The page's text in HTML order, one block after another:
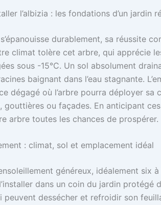
l’albizia : les fondations d’un jardin
durablement, sa réussite
climat tolère cet arbre, qui apprécie
sous -15°C. Un sol absolument
baignant dans l’eau stagnante.
dégagé où l’arbre pourra déployer sa
gouttières ou façades. En anticipant
arbre toutes les chances de prospérer.
: climat, sol et emplacement idéal
généreux, idéalement six
dans un coin du jardin protégé
peuvent dessécher et refroidir son